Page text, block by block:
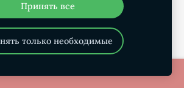
Принять все
только необходимые